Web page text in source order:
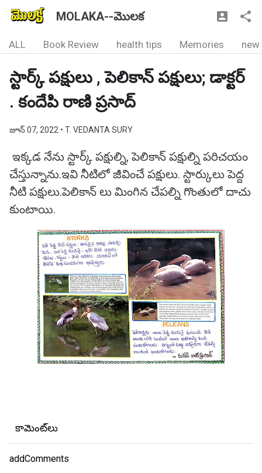
MOLAKA--మొలక
ALL Book Review health tips Memories new
స్టార్క్ పక్షులు , పెలికాన్ పక్షులు; డాక్టర్
. కందేపి రాణి ప్రసాద్
జూన్ 07, 2022 • T. VEDANTA SURY
ఇక్కడ నేను స్టార్క్ పక్షుల్ని, పెలికాన్ పక్షుల్ని పరిచయం
చేస్తున్నాను.ఇవి నీటిలో జీవించే పక్షులు. స్టార్కులు పెద్ద
నీటి పక్షులు.పెలికాన్ లు మింగిన చేపల్ని గొంతులో దాచు
కుంటాయి.
కామెంట్‌లు
addComments